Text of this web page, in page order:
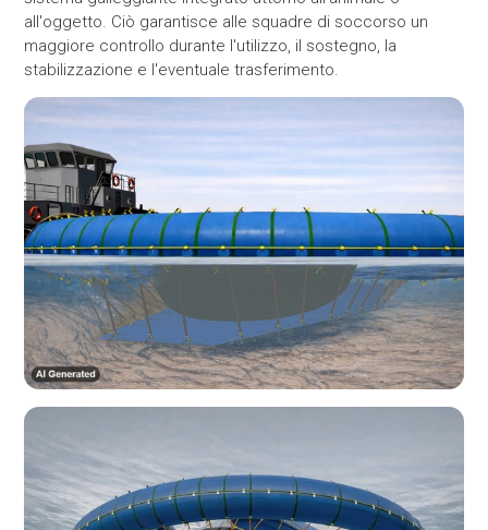
all'oggetto. Ciò garantisce alle squadre di soccorso un
maggiore controllo durante l'utilizzo, il sostegno, la
stabilizzazione e l'eventuale trasferimento.